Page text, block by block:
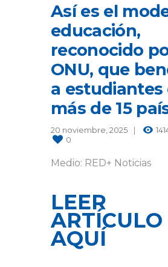
Así es el
educación,
reconocido
ONU, que
a estudiantes
más de 15
20 noviembre, 2025
0
Medio: RED+ Noticias
LEER
ARTÍCULO
AQUÍ